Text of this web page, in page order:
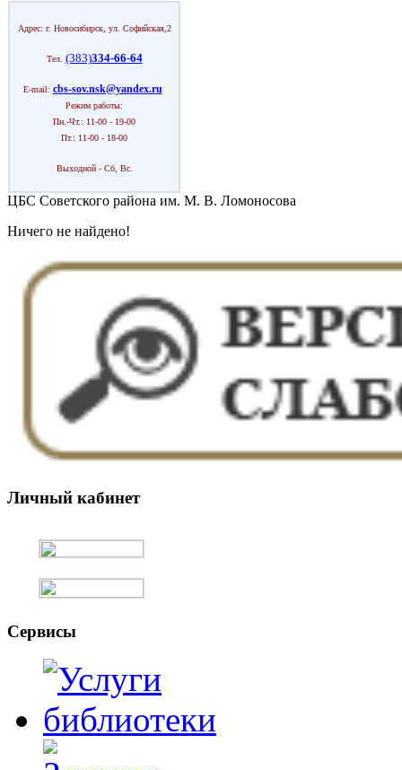
Адрес: г. Новосибирск, ул. Софийская,2
Тел. (383)334-66-64
E-mail: cbs-sov.nsk@yandex.ru
Режим работы:
Пн.-Чт.: 11-00 - 19-00
Пт.: 11-00 - 18-00
Выходной - Сб, Вс.
ЦБС Советского района им. М. В. Ломоносова
Ничего не найдено!
Личный кабинет
Сервисы